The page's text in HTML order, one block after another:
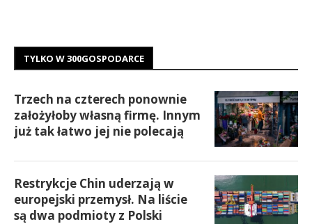
TYLKO W 300GOSPODARCE
Trzech na czterech ponownie
założyłoby własną firmę. Innym
już tak łatwo jej nie polecają
Restrykcje Chin uderzają w
europejski przemysł. Na liście
są dwa podmioty z Polski